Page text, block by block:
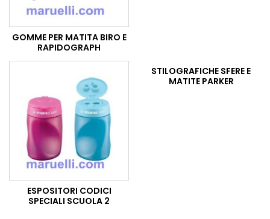
GOMME PER MATITA BIRO E
RAPIDOGRAPH
ESPOSITORI CODICI
SPECIALI SCUOLA 2
STILOGRAFICHE SFERE E
MATITE PARKER